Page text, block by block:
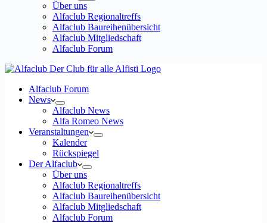
Über uns
Alfaclub Regionaltreffs
Alfaclub Baureihenübersicht
Alfaclub Mitgliedschaft
Alfaclub Forum
Alfaclub Forum
News
Alfaclub News
Alfa Romeo News
Veranstaltungen
Kalender
Rückspiegel
Der Alfaclub
Über uns
Alfaclub Regionaltreffs
Alfaclub Baureihenübersicht
Alfaclub Mitgliedschaft
Alfaclub Forum